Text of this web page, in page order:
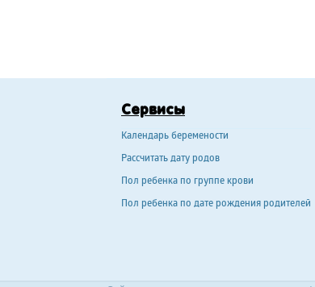
Сервисы
Календарь беремености
Рассчитать дату родов
Пол ребенка по группе крови
Пол ребенка по дате рождения родителей